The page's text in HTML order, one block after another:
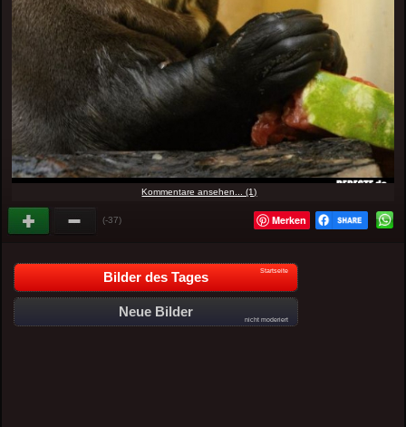
Kommentare ansehen... (1)
(-37) Merken
Bilder des Tages Startseite
Neue Bilder
nicht moderiert